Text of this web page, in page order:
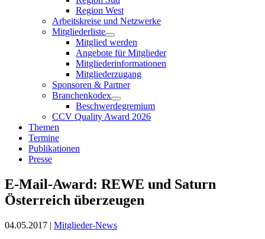
Region West
Arbeitskreise und Netzwerke
Mitgliederliste
Mitglied werden
Angebote für Mitglieder
Mitgliederinformationen
Mitgliederzugang
Sponsoren & Partner
Branchenkodex
Beschwerdegremium
CCV Quality Award 2026
Themen
Termine
Publikationen
Presse
E-Mail-Award: REWE und Saturn
Österreich überzeugen
04.05.2017 | Mitglieder-News